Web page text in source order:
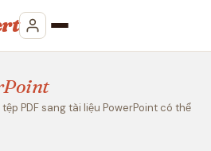
PDF sang tài liệu PowerPoint có thể